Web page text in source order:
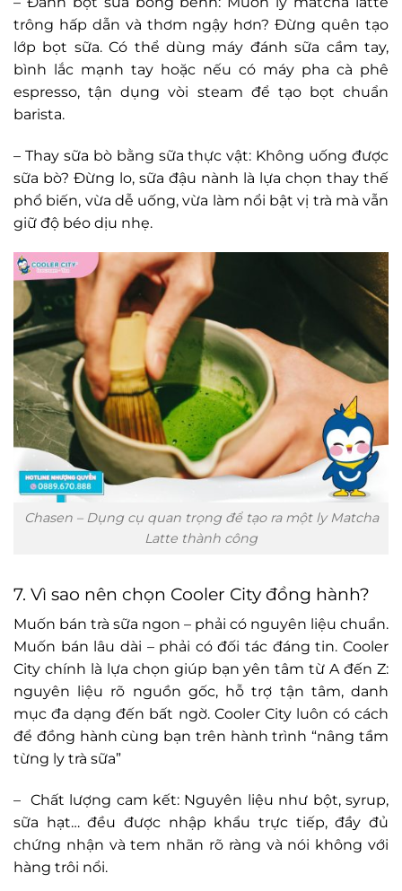
trông hấp dẫn và thơm ngậy hơn? Đừng quên tạo
lớp bọt sữa. Có thể dùng máy đánh sữa cầm tay,
bình lắc mạnh tay hoặc nếu có máy pha cà phê
espresso, tận dụng vòi steam để tạo bọt chuẩn
barista.
– Thay sữa bò bằng sữa thực vật: Không uống được
sữa bò? Đừng lo, sữa đậu nành là lựa chọn thay thế
phổ biến, vừa dễ uống, vừa làm nổi bật vị trà mà vẫn
giữ độ béo dịu nhẹ.
Chasen – Dụng cụ quan trọng để tạo ra một ly Matcha
Latte thành công
7. Vì sao nên chọn Cooler City đồng hành?
Muốn bán trà sữa ngon – phải có nguyên liệu chuẩn.
Muốn bán lâu dài – phải có đối tác đáng tin. Cooler
City chính là lựa chọn giúp bạn yên tâm từ A đến Z:
nguyên liệu rõ nguồn gốc, hỗ trợ tận tâm, danh
mục đa dạng đến bất ngờ. Cooler City luôn có cách
để đồng hành cùng bạn trên hành trình “nâng tầm
từng ly trà sữa”
– Chất lượng cam kết: Nguyên liệu như bột, syrup,
sữa hạt… đều được nhập khẩu trực tiếp, đầy đủ
chứng nhận và tem nhãn rõ ràng và nói không với
hàng trôi nổi.